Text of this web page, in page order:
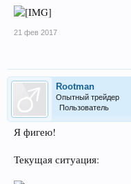
21 фев 2017
Rootman
Опытный трейдер
Пользователь
Я фигею!
Текущая ситуация: